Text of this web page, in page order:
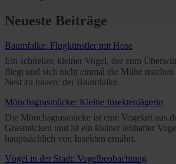
Policy and in the footer of our website).
Further information on the procedures
rights can be found in our Privacy
Neueste Beiträge
Baumfalke: Flugkünstler mit Hose
Ein schneller, kleiner Vogel, der zum
fliegt und sich nicht einmal die Mühe machen
Nest zu bauen: der Baumfalke.
Mönchsgrasmücke: Kleine Insektenjägerin
Die Mönchsgrasmücke ist eine Vogelart aus
Grasmücken und ist ein kleiner lebhafter
hauptsächlich von Insekten ernährt.
Vögel in der Stadt: Vogelbeobachtung